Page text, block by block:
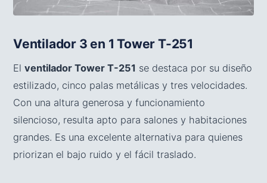
Ventilador 3 en 1 Tower T-251
El ventilador Tower T-251 se destaca por su diseño
estilizado, cinco palas metálicas y tres velocidades.
Con una altura generosa y funcionamiento
silencioso, resulta apto para salones y habitaciones
grandes. Es una excelente alternativa para quienes
priorizan el bajo ruido y el fácil traslado.